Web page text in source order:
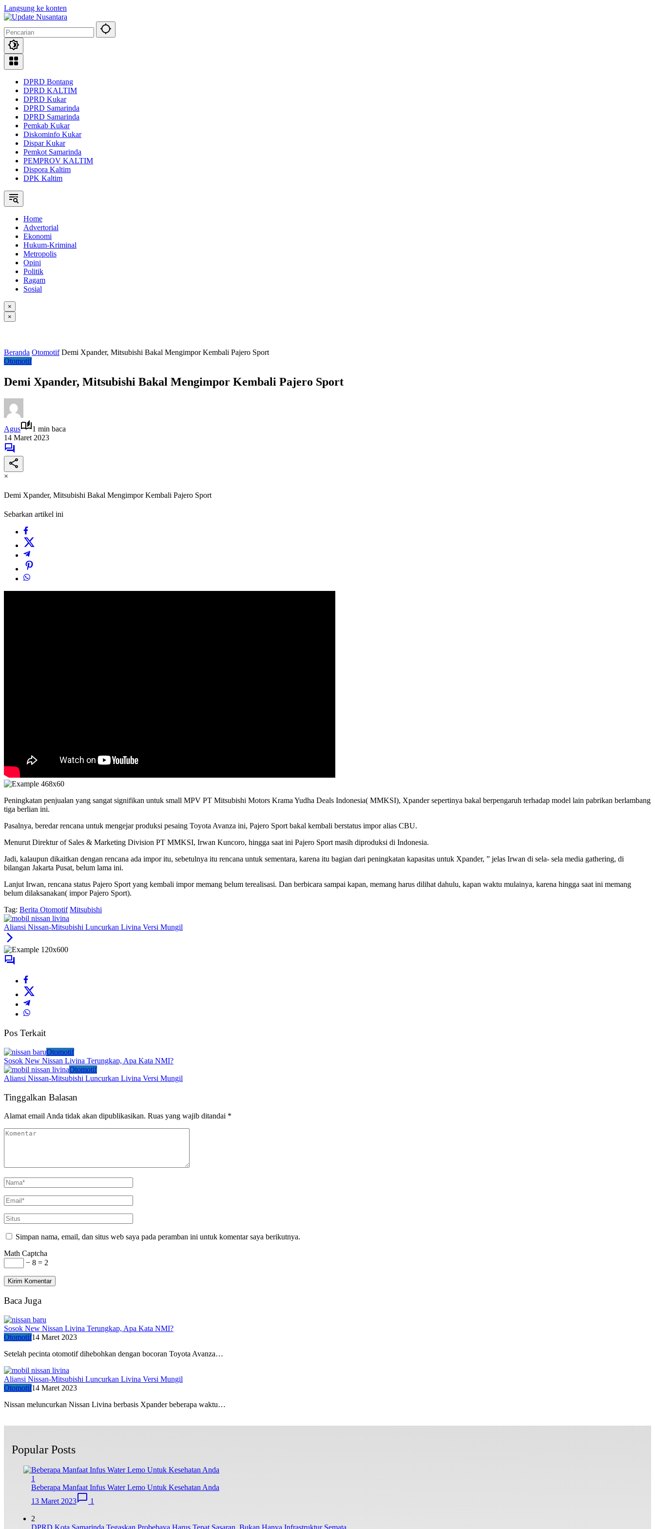
Langsung ke konten
DPRD Bontang
DPRD KALTIM
DPRD Kukar
DPRD Samarinda
DPRD Samarinda
Pemkab Kukar
Diskominfo Kukar
Dispar Kukar
Pemkot Samarinda
PEMPROV KALTIM
Dispora Kaltim
DPK Kaltim
Home
Advertorial
Ekonomi
Hukum-Kriminal
Metropolis
Opini
Politik
Ragam
Sosial
×
×
Beranda Otomotif Demi Xpander, Mitsubishi Bakal Mengimpor Kembali Pajero Sport
Otomotif
Demi Xpander, Mitsubishi Bakal Mengimpor Kembali Pajero Sport
Agus
1 min baca
14 Maret 2023
×
Demi Xpander, Mitsubishi Bakal Mengimpor Kembali Pajero Sport
Sebarkan artikel ini
Peningkatan penjualan yang sangat signifikan untuk small MPV PT Mitsubishi Motors Krama Yudha Deals Indonesia( MMKSI), Xpander sepertinya bakal berpengaruh terhadap model lain pabrikan berlambang
tiga berlian ini.
Pasalnya, beredar rencana untuk mengejar produksi pesaing Toyota Avanza ini, Pajero Sport bakal kembali berstatus impor alias CBU.
Menurut Direktur of Sales & Marketing Division PT MMKSI, Irwan Kuncoro, hingga saat ini Pajero Sport masih diproduksi di Indonesia.
Jadi, kalaupun dikaitkan dengan rencana ada impor itu, sebetulnya itu rencana untuk sementara, karena itu bagian dari peningkatan kapasitas untuk Xpander, ” jelas Irwan di sela- sela media gathering, di
bilangan Jakarta Pusat, belum lama ini.
Lanjut Irwan, rencana status Pajero Sport yang kembali impor memang belum terealisasi. Dan berbicara sampai kapan, memang harus dilihat dahulu, kapan waktu mulainya, karena hingga saat ini memang
belum dilaksanakan( impor Pajero Sport).
Tag: Berita Otomotif Mitsubishi
Aliansi Nissan-Mitsubishi Luncurkan Livina Versi Mungil
Pos Terkait
Otomotif
Sosok New Nissan Livina Terungkap, Apa Kata NMI?
Otomotif
Aliansi Nissan-Mitsubishi Luncurkan Livina Versi Mungil
Tinggalkan Balasan
Alamat email Anda tidak akan dipublikasikan. Ruas yang wajib ditandai *
Simpan nama, email, dan situs web saya pada peramban ini untuk komentar saya berikutnya.
Math Captcha
− 8 = 2
Baca Juga
Sosok New Nissan Livina Terungkap, Apa Kata NMI?
Otomotif14 Maret 2023
Setelah pecinta otomotif dihebohkan dengan bocoran Toyota Avanza…
Aliansi Nissan-Mitsubishi Luncurkan Livina Versi Mungil
Otomotif14 Maret 2023
Nissan meluncurkan Nissan Livina berbasis Xpander beberapa waktu…
Popular Posts
1
Beberapa Manfaat Infus Water Lemo Untuk Kesehatan Anda
13 Maret 2023
1
2